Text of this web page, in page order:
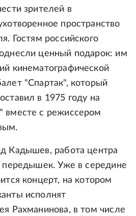
зрителей в
пространство
Гостям российского
ценный подарок: им
кинематографической
"Спартак", который
в 1975 году на
вместе с режиссером
Кадышев, работа центра
передышек. Уже в середине
концерт, на котором
исполнят
Рахманинова, в том числе